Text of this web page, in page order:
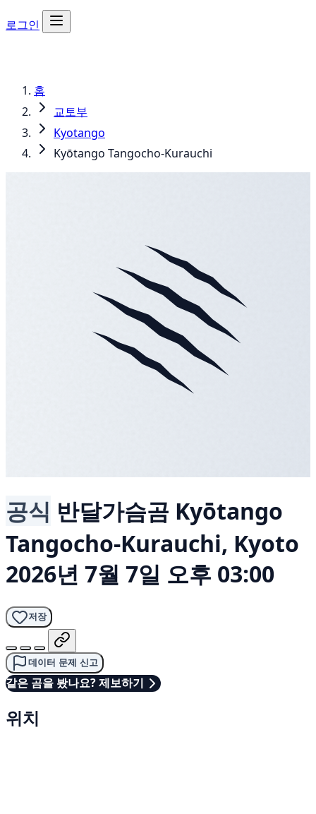
로그인
홈
교토부
Kyotango
Kyōtango Tangocho-Kurauchi
공식 반달가슴곰 Kyōtango
Tangocho-Kurauchi, Kyoto
2026년 7월 7일 오후 03:00
저장
데이터 문제 신고
같은 곰을 봤나요? 제보하기
위치